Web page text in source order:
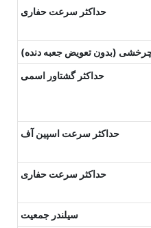
حداکثر سرعت حفاری
(بدون تعویض جعبه دنده)
حداکثر گشتاور اسمی
حداکثر سرعت اسپین آف
حداکثر سرعت حفاری
سیلندر جمعیت